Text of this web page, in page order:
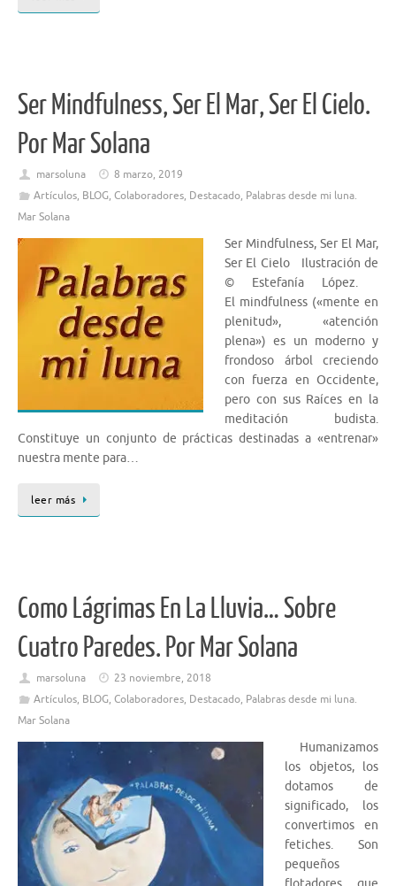
Ser Mindfulness, Ser El Mar, Ser El Cielo.
Por Mar Solana
marsoluna
8 marzo, 2019
Artículos, BLOG, Colaboradores, Destacado, Palabras desde mi luna.
Mar Solana
Ser Mindfulness, Ser El Mar,
Ser El Cielo Ilustración de
© Estefanía López.
El mindfulness («mente en
plenitud», «atención
plena») es un moderno y
frondoso árbol creciendo
con fuerza en Occidente,
pero con sus Raíces en la
meditación budista.
Constituye un conjunto de prácticas destinadas a «entrenar»
nuestra mente para…
leer más
Como Lágrimas En La Lluvia… Sobre
Cuatro Paredes. Por Mar Solana
marsoluna
23 noviembre, 2018
Artículos, BLOG, Colaboradores, Destacado, Palabras desde mi luna.
Mar Solana
Humanizamos
los objetos, los
dotamos de
significado, los
convertimos en
fetiches. Son
pequeños